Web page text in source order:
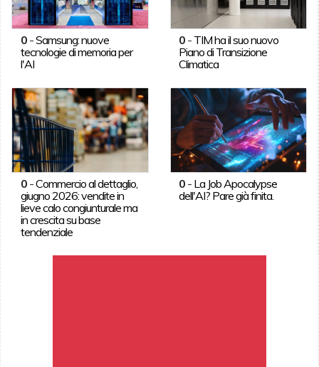
0-Samsung: nuove
tecnologie di memoria per
l'AI
0 - TIM ha il suo nuovo
Piano di Transizione
Climatica
0-Commercio al dettaglio,
giugno 2026: vendite in
lieve calo congiunturale ma
in crescita su base
tendenziale
0 - La Job Apocalypse
dell'AI? Pare già finita.